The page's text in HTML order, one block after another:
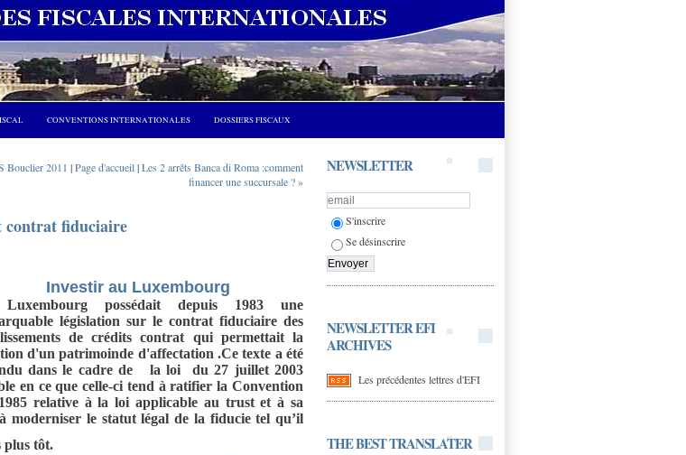
CONVENTIONS INTERNATIONALES DOSSIERS FISCAUX
NEWSLETTER
S'inscrire
Se désinscrire
NEWSLETTER EFI
ARCHIVES
Les précédentes lettres d'EFI
THE BEST TRANSLATER
Bouclier 2011 |Page d'accueil|Les 2 arrêts Banca di Roma :comment
financer une succursale ? »
contrat fiduciaire
Investir au Luxembourg
possédait depuis 1983 une
législation sur le contrat fiduciaire des
de crédits contrat qui permettait la
d'un patrimoinde d'affectation .Ce texte a été
dans le cadre de la loi du 27 juillet 2003
en ce que celle-ci tend à ratifier la Convention
relative à la loi applicable au trust et à sa
moderniser le statut légal de la fiducie tel qu’il
plus tôt.